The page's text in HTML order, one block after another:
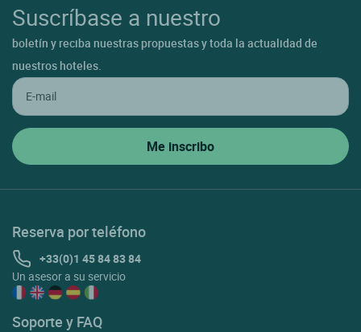
Suscríbase a nuestro
boletín y reciba nuestras propuestas y toda la actualidad de
nuestros hoteles.
Reserva por teléfono
+33(0)1 45 84 83 84
Un asesor a su servicio
Soporte y FAQ